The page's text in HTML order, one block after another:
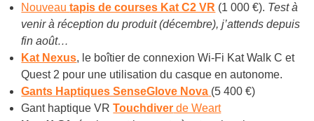
Nouveautapis de courses Kat C2 VR (1 000 €). Test à
venir à réception du produit (décembre), j’attends depuis
fin août…
Kat Nexus, le boîtier de connexion Wi-Fi Kat Walk C et
Quest 2 pour une utilisation du casque en autonome.
Gants Haptiques SenseGlove Nova (5 400 €)
Gant haptique VRTouchdiver de Weart